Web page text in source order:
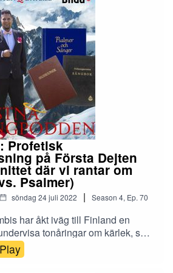
är frånskild är dömd till att leva
av livet om hen ej återförenas
Tellbe håller inte med.
avsnitt om du vill veta
låt: Roland Utbult - KD-låten
vi få lyckas få Cilla att
låt: Malin Zachariassen -
Profetisk
på Första Dejten
där vi rantar om
Psalmer)
söndag 24 juli 2022 | Season 4, Ep. 70
har åkt iväg till Finland en
tonåringar om kärlek, sex
på ett kristet ungdomsläger, så
gör gäst-comeback som
Play